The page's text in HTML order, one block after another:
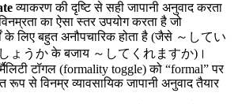
व्याकरण की दृष्टि से सही जापानी अनुवाद करता
का ऐसा स्तर उपयोग करता है जो
के लिए बहुत अनौपचारिक होता है (जैसे ～してい
ょうか के बजाय ～してくれますか)।
टॉगल (formality toggle) को “formal” पर
से विनम्र व्यावसायिक जापानी अनुवाद तैयार